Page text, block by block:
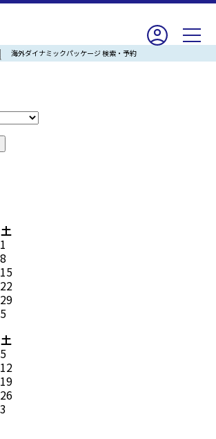
海外ダイナミックパッケージ 検索・予約
土
1
8
15
22
29
5
土
5
12
19
26
3